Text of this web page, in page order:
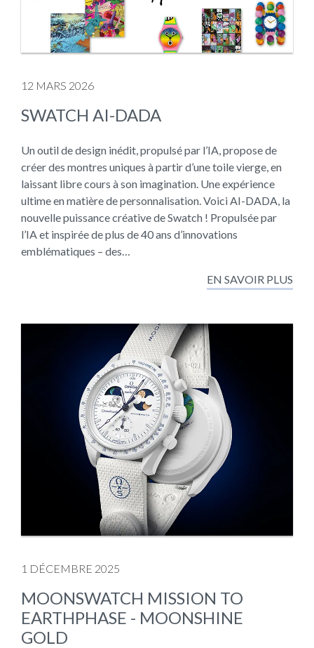
12 MARS 2026
SWATCH AI-DADA
Un outil de design inédit, propulsé par l’IA, propose de
créer des montres uniques à partir d’une toile vierge, en
laissant libre cours à son imagination. Une expérience
ultime en matière de personnalisation. Voici AI-DADA, la
nouvelle puissance créative de Swatch ! Propulsée par
l’IA et inspirée de plus de 40 ans d’innovations
emblématiques – des…
EN SAVOIR PLUS
1 DÉCEMBRE 2025
MOONSWATCH MISSION TO
EARTHPHASE - MOONSHINE
GOLD